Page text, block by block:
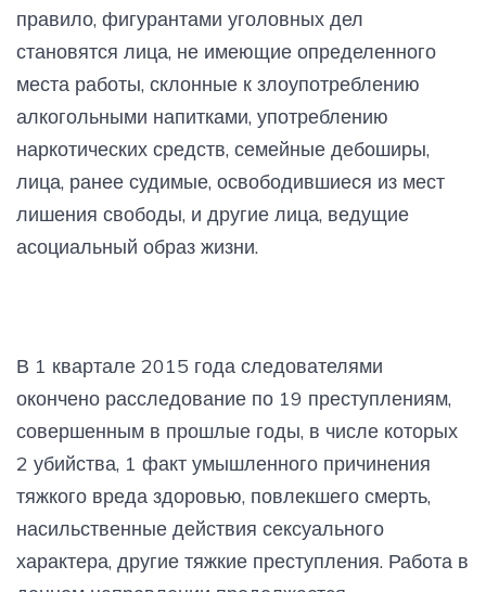
правило, фигурантами уголовных дел
становятся лица, не имеющие определенного
места работы, склонные к злоупотреблению
алкогольными напитками, употреблению
наркотических средств, семейные дебоширы,
лица, ранее судимые, освободившиеся из мест
лишения свободы, и другие лица, ведущие
асоциальный образ жизни.
В 1 квартале 2015 года следователями
окончено расследование по 19 преступлениям,
совершенным в прошлые годы, в числе которых
2 убийства, 1 факт умышленного причинения
тяжкого вреда здоровью, повлекшего смерть,
насильственные действия сексуального
характера, другие тяжкие преступления. Работа в